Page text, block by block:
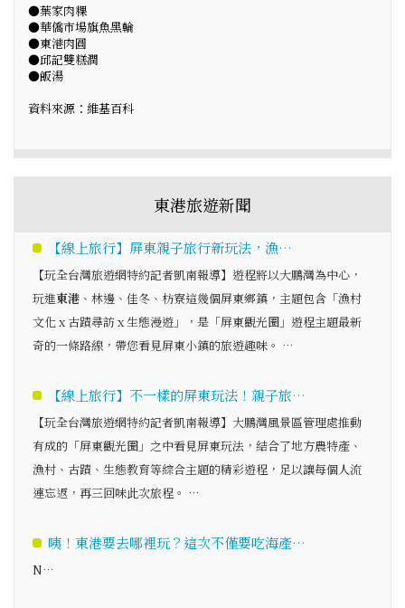
●葉家肉粿
●華僑市場旗魚黑輪
●東港肉圓
●邱記雙糕潤
●飯湯
資料來源：維基百科
東港旅遊新聞
【線上旅行】屏東親子旅行新玩法，漁…
【玩全台灣旅遊網特約記者凱南報導】遊程將以大鵬灣為中心，
玩進東港 、林邊、佳冬、枋寮這幾個屏東鄉鎮，主題包含「漁村
文化 x 古蹟尋訪 x 生態漫遊」，是「屏東觀光圈」遊程主題最新
奇的一條路線，帶您看見屏東小鎮的旅遊趣味。 …
【線上旅行】不一樣的屏東玩法！親子旅…
【玩全台灣旅遊網特約記者凱南報導】大鵬灣風景區管理處推動
有成的「屏東觀光圈」之中看見屏東玩法，結合了地方農特產、
漁村、古蹟、生態教育等綜合主題的精彩遊程，足以讓每個人流
連忘返，再三回味此次旅程。 …
咦！東港要去哪裡玩？這次不僅要吃海產…
N…